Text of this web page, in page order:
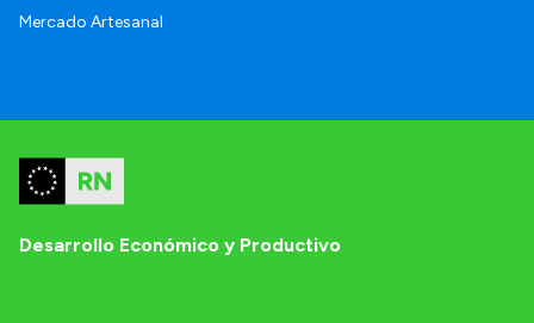
Mercado Artesanal
Desarrollo Económico y Productivo